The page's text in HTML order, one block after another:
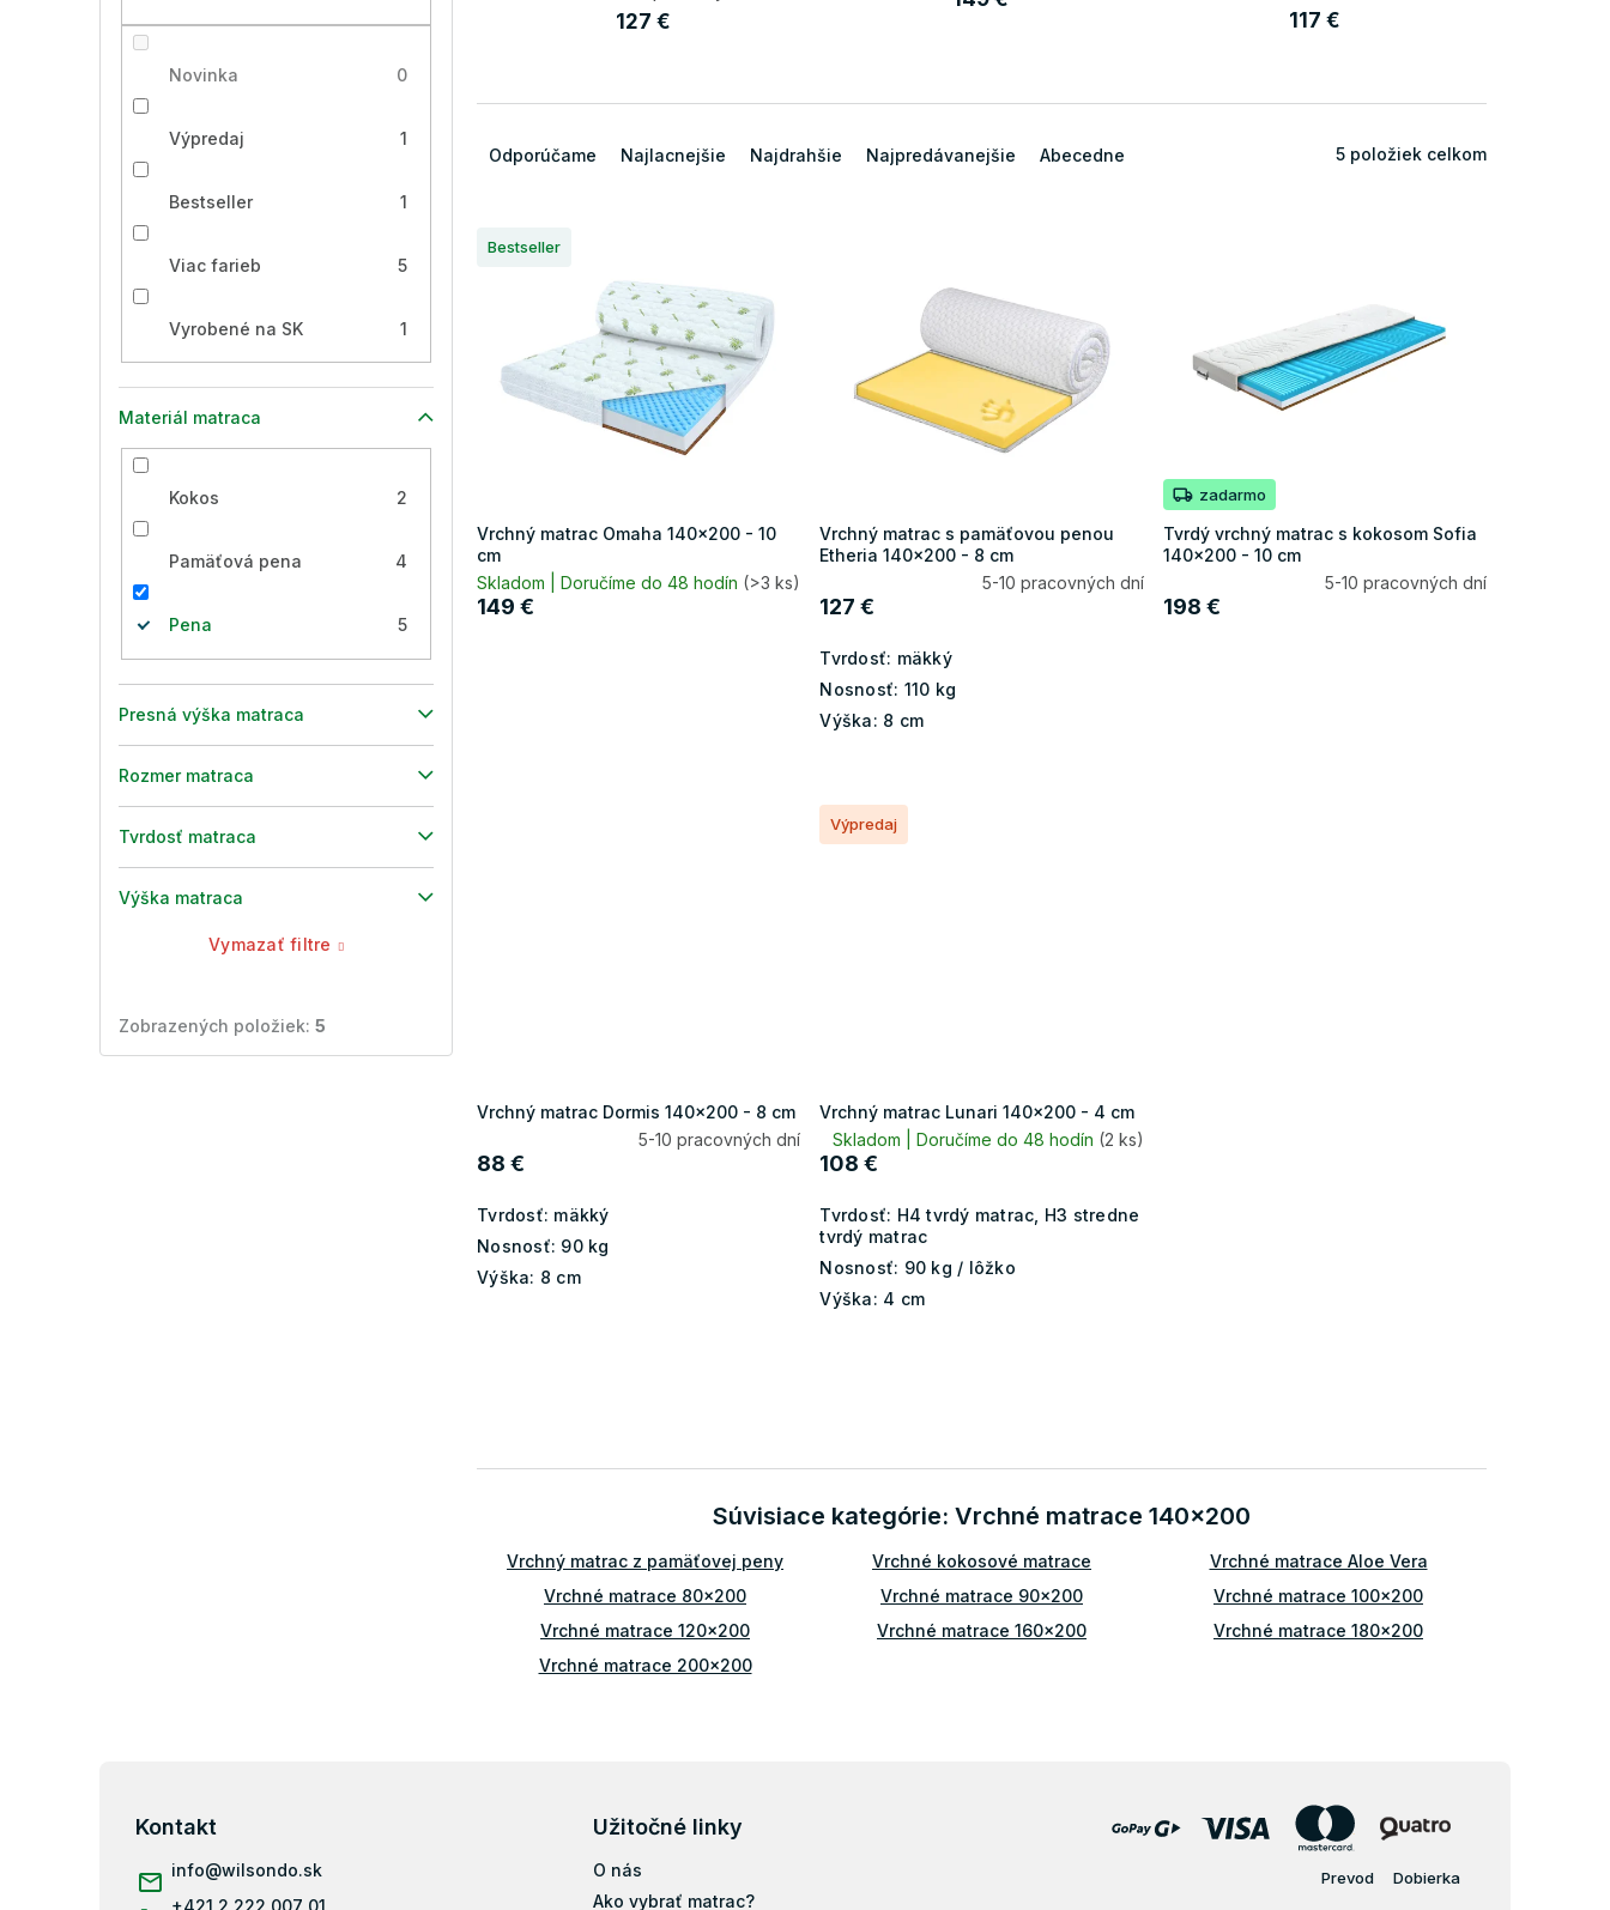
Novinka 0
Výpredaj 1
Bestseller 1
Viac farieb 5
Vyrobené na SK 1
Materiál matraca
Kokos 2
Pamäťová pena 4
Pena 5
Presná výška matraca
Rozmer matraca
Tvrdosť matraca
Výška matraca
Vymazať filtre
Zobrazených položiek: 5
127 € 117 €
v
Odporúčame Najlacnejšie Najdrahšie Najpredávanejšie Abecedne 5 položiek celkom
ý
t
o
v
Bestseller
Vrchný matrac Omaha 140x200 - 10
cm
Skladom | Doručíme do 48 hodín (>3 ks)
149 €
Vrchný matrac s pamäťovou penou
Etheria 140x200 - 8 cm
5-10 pracovných dní
127 €
Tvrdosť: mäkký
Nosnosť: 110 kg
Výška: 8 cm
zadarmo
Tvrdý vrchný matrac s kokosom Sofia
140x200 - 10 cm
5-10 pracovných dní
198 €
Vrchný matrac Dormis 140x200 - 8 cm
5-10 pracovných dní
88 €
Tvrdosť: mäkký
Nosnosť: 90 kg
Výška: 8 cm
Výpredaj
Vrchný matrac Lunari 140x200 - 4 cm
Skladom | Doručíme do 48 hodín (2 ks)
108 €
Tvrdosť: H4 tvrdý matrac, H3 stredne
tvrdý matrac
Nosnosť: 90 kg / lôžko
Výška: 4 cm
á
a
i
e
p
r
Súvisiace kategórie: Vrchné matrace 140x200
Vrchný matrac z pamäťovej peny Vrchné kokosové matrace
Vrchné matrace Aloe Vera
Vrchné matrace 80x200
Vrchné matrace 90x200
Vrchné matrace 100x200
Vrchné matrace 120x200
Vrchné matrace 160x200
Vrchné matrace 180x200
Vrchné matrace 200x200
Vrchný matrac 140x200
Vrchný matrac 180x200
Kontakt
info@wilsondo.sk
+421 2 222 007 01
Užitočné linky
O nás
Ako vybrať matrac?
Prevod Dobierka